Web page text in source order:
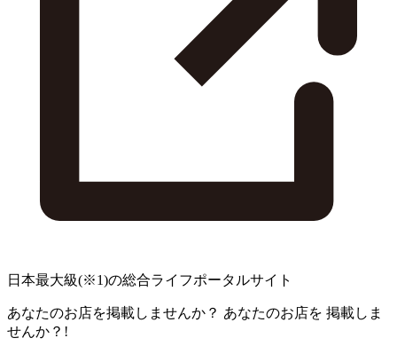
日本最大級(※1)の総合ライフポータルサイト
あなたのお店を掲載しませんか？ あなたのお店を 掲載しま
せんか？!